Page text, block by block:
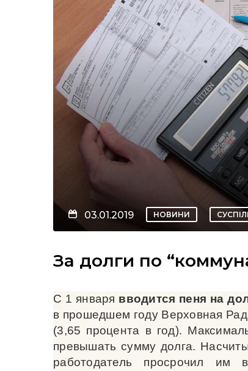
03.01.2019 НОВИНИ
За долги по
С 1 января вводится пеня на
в прошедшем году Верховная
(3,65 процента в год).
превышать сумму долга.
работодатель просрочил